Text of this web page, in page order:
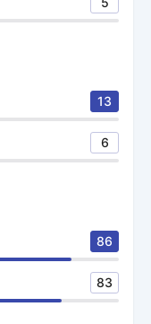
13
6
86
83